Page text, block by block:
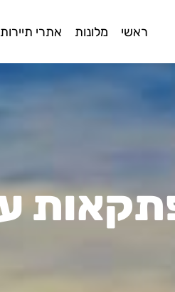
ראשי מלונות אתרי תיירות